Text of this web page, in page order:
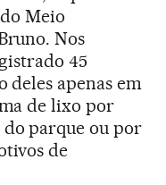
Meio
Nos
45
deles apenas em
de lixo por
parque ou por
de